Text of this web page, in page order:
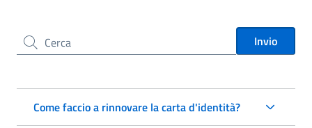
Cerca nel sito Invio
Come faccio a rinnovare la carta d'identità?